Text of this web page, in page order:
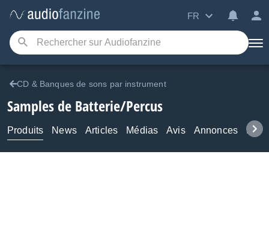
FR
CD & Banques de sons par instrument
Samples de Batterie/Percus
Produits News Articles Médias Avis Annonces